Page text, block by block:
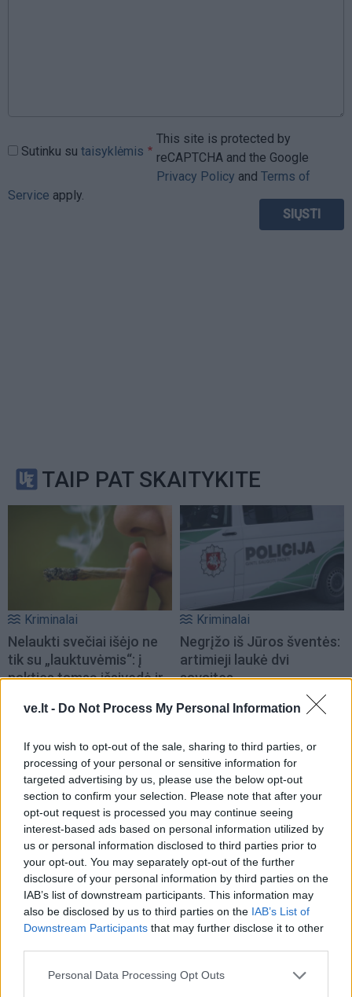
ve.lt - Do Not Process My Personal Information
If you wish to opt-out of the sale, sharing to third parties, or
processing of your personal or sensitive information for
targeted advertising by us, please use the below opt-out
section to confirm your selection. Please note that after your
opt-out request is processed you may continue seeing
interest-based ads based on personal information utilized by
us or personal information disclosed to third parties prior to
your opt-out. You may separately opt-out of the further
disclosure of your personal information by third parties on the
IAB’s list of downstream participants. This information may
also be disclosed by us to third parties on the IAB’s List of
Downstream Participants that may further disclose it to other
Personal Data Processing Opt Outs
Sutinku su taisyklėmis
This site is protected by
reCAPTCHA and the Google
Privacy Policy and Terms of
Service apply.
TAIP PAT SKAITYKITE
Kriminalai
Nelaukti svečiai išėjo ne
tik su „lauktuvėmis“: į
nakties tamsą išsivedė ir
Kriminalai
Negrįžo iš Jūros šventės:
artimieji laukė dvi
savaites
Kriminalai
Dviem Klaipėdos
gimnazistams už kanapių
pagrobimą ir platinimą –
lygtinis laisvės atėmimas
Kriminalai
„Fūristas“ į judrią
sankryžą įlėkė „ant
rankinio“: vilkiko
puspriekabės ratai pakilo
į orą(4)